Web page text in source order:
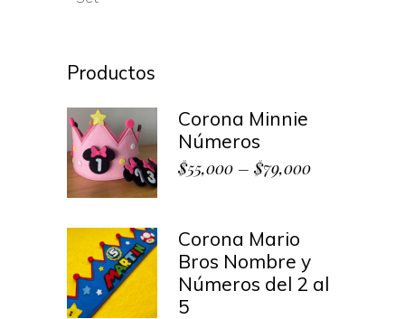
Productos
Corona Minnie
Números
$55,000 – $79,000
Corona Mario
Bros Nombre y
Números del 2 al
5